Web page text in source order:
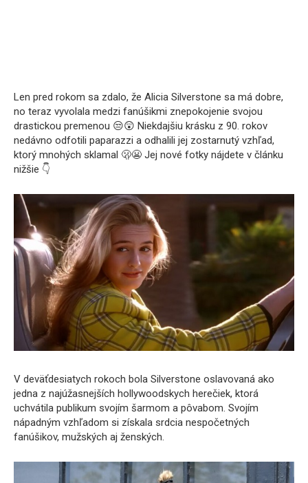
Len pred rokom sa zdalo, že Alicia Silverstone sa má dobre,
no teraz vyvolala medzi fanúšikmi znepokojenie svojou
drastickou premenou 😒😲 Niekdajšiu krásku z 90. rokov
nedávno odfotili paparazzi a odhalili jej zostarnutý vzhľad,
ktorý mnohých sklamal 🫢😬 Jej nové fotky nájdete v článku
nižšie 👇
V deväťdesiatych rokoch bola Silverstone oslavovaná ako
jedna z najúžasnejších hollywoodskych herečiek, ktorá
uchvátila publikum svojím šarmom a pôvabom. Svojím
nápadným vzhľadom si získala srdcia nespočetných
fanúšikov, mužských aj ženských.